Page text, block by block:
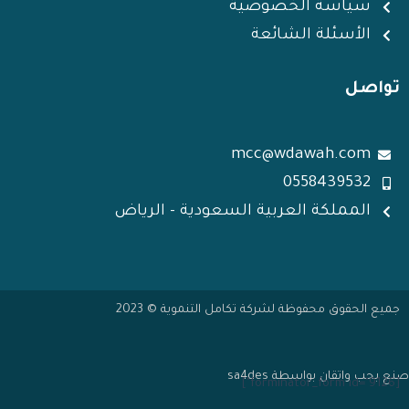
سياسة الخصوصية
الأسئلة الشائعة
تواصل
mcc@wdawah.com
0558439532
المملكة العربية السعودية - الرياض
جميع الحقوق محفوظة لشركة تكامل التنموية © 2023
صنع بحب واتقان بواسطة sa4des
[forminator_form id="9126"]